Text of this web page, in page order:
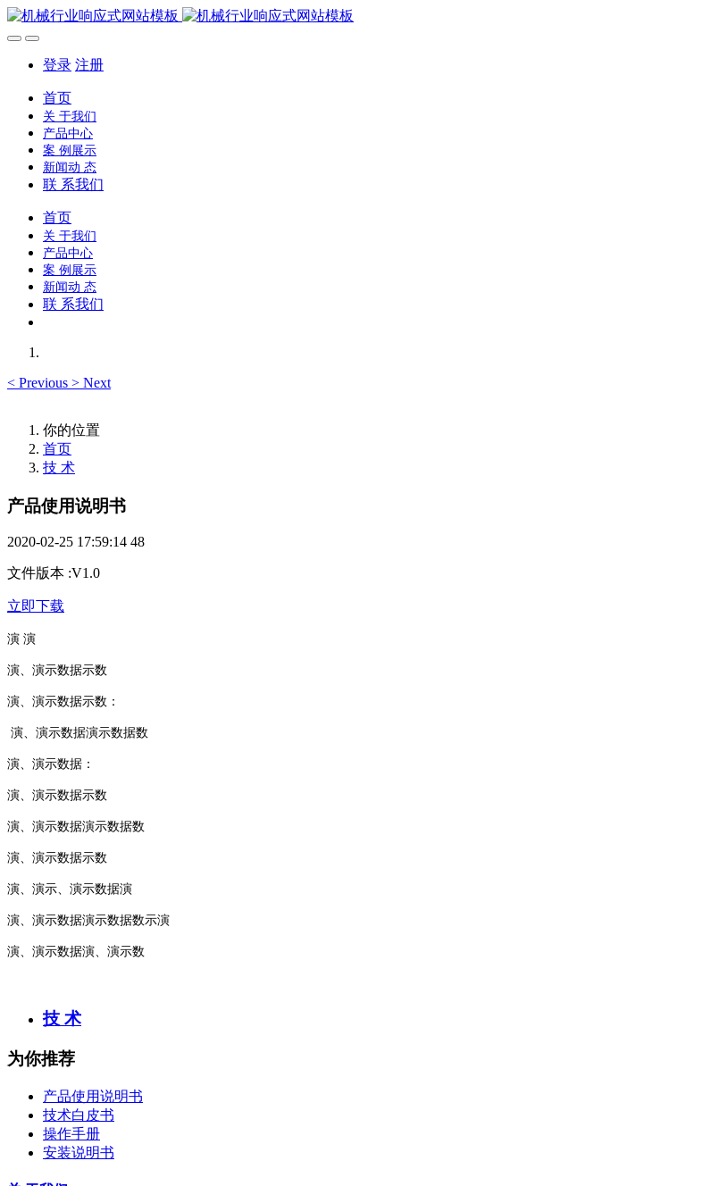
登录 注册
首页
关 于我们
产品中心
案 例展示
新闻动 态
联 系我们
首页
关 于我们
产品中心
案 例展示
新闻动 态
联 系我们
< Previous > Next
你的位置
首页
技 术
产品使用说明书
2020-02-25 17:59:14 48
文件版本 :V1.0
立即下载
演 演
演、演示数据示数
演、演示数据示数：
演、演示数据演示数据数
演、演示数据：
演、演示数据示数
演、演示数据演示数据数
演、演示数据示数
演、演示、演示数据演
演、演示数据演示数据数示演
演、演示数据演、演示数
技 术
为你推荐
产品使用说明书
技术白皮书
操作手册
安装说明书